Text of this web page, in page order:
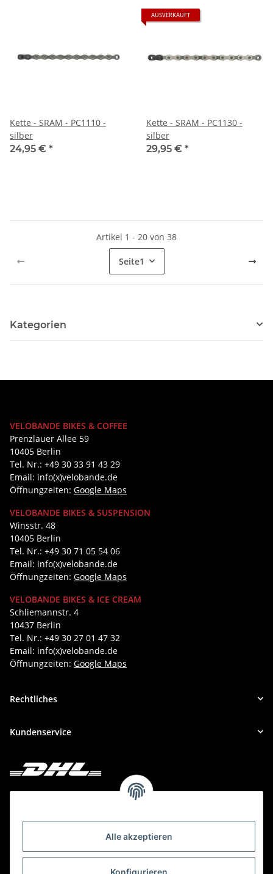
Alle akzeptieren
Kette - SRAM - PC1110 -
silber
24,95 € *
AUSVERKAUFT
Kette - SRAM - PC1130 -
silber
29,95 € *
Artikel 1 - 20 von 38
Seite1
Kategorien
VELOBANDE BIKES & COFFEE
Prenzlauer Allee 59
10405 Berlin
Tel. Nr.: +49 30 33 91 43 29
Email: info(x)velobande.de
Öffnungzeiten: Google Maps
VELOBANDE BIKES & SUSPENSION
Winsstr. 48
10405 Berlin
Tel. Nr.: +49 30 71 05 54 06
Email: info(x)velobande.de
Öffnungzeiten: Google Maps
VELOBANDE BIKES & ICE CREAM
Schliemannstr. 4
10437 Berlin
Tel. Nr.: +49 30 27 01 47 32
Email: info(x)velobande.de
Öffnungzeiten: Google Maps
Rechtliches
Kundenservice
Deine Bestellung versenden wir mit DHL!